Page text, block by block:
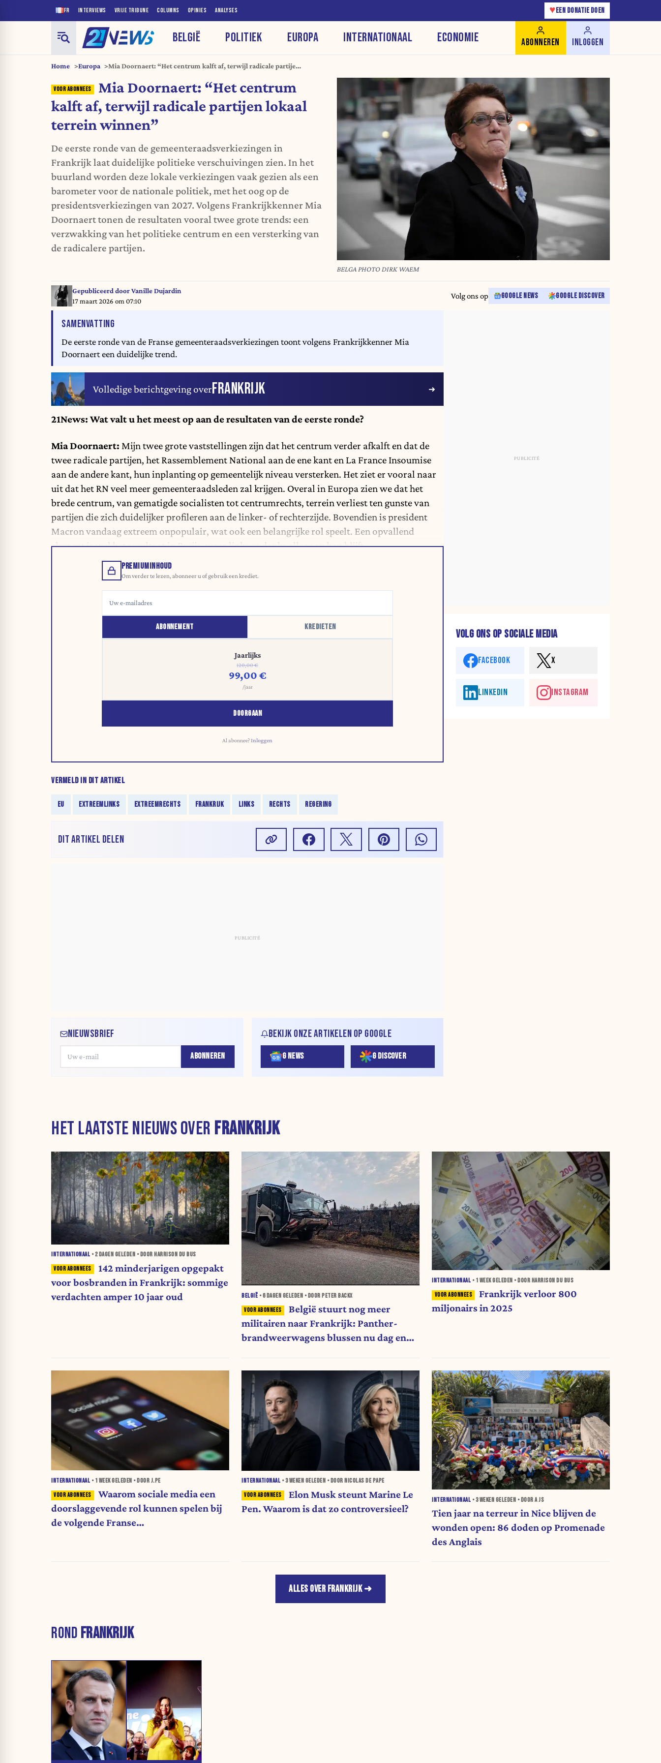
FR INTERVIEWS VRIJE TRIBUNE COLUMNS OPINIES ANALYSES ♥ EEN DONATIE DOEN
BELGIË POLITIEK EUROPA INTERNATIONAAL ECONOMIE ABONNEREN INLOGGEN
Home Europa
Mia Doornaert: “Het centrum kalft af, terwijl radicale partijen
Mia Doornaert: “Het centrum
kalft af, terwijl radicale partijen lokaal
terrein winnen”
De eerste ronde van de gemeenteraadsverkiezingen in
Frankrijk laat duidelijke politieke verschuivingen zien. In het
buurland worden deze lokale verkiezingen vaak gezien als een
barometer voor de nationale politiek, met het oog op de
presidentsverkiezingen van 2027. Volgens Frankrijkkenner Mia
Doornaert tonen de resultaten vooral twee grote trends: een
verzwakking van het politieke centrum en een versterking van
de radicalere partijen.
BELGA PHOTO DIRK WAEM
Gepubliceerd doorVanille Dujardin
17 maart 2026 om 07:10
Volg ons op GOOGLE NEWS GOOGLE DISCOVER
SAMENVATTING
De eerste ronde van de Franse gemeenteraadsverkiezingen toont volgens Frankrijkkenner Mia
Doornaert een duidelijke trend.
Volledige berichtgeving overFRANKRIJK
21News: Wat valt u het meest op aan de resultaten van de eerste ronde?
Mia Doornaert: Mijn twee grote vaststellingen zijn dat het centrum verder afkalft en dat de
twee radicale partijen, het Rassemblement National aan de ene kant en La France Insoumise
aan de andere kant, hun inplanting op gemeentelijk niveau versterken. Het ziet er vooral naar
uit dat het RN veel meer gemeenteraadsleden zal krijgen. Overal in Europa zien we dat het
brede centrum, van gematigde socialisten tot centrumrechts, terrein verliest ten gunste van
partijen die zich duidelijker profileren aan de linker- of rechterzijde. Bovendien is president
Macron vandaag extreem onpopulair, wat ook een belangrijke rol speelt. Een opvallend
element is wel het resultaat in Parijs, waar links ondanks alles aan kop blijft.
PREMIUMINHOUD
Om verder te lezen, abonneer u of gebruik een krediet.
ABONNEMENT KREDIETEN
Jaarlijks
120,00 €
99,00 €
/jaar
DOORGAAN
Al abonnee?Inloggen
VERMELD IN DIT ARTIKEL
EU EXTREEMLINKS EXTREEMRECHTS FRANKRIJK LINKS RECHTS REGERING
DIT ARTIKEL DELEN
NIEUWSBRIEF
ABONNEREN
BEKIJK ONZE ARTIKELEN OP GOOGLE
G NEWS G DISCOVER
VOLG ONS OP SOCIALE MEDIA
FACEBOOK X
LINKEDIN INSTAGRAM
HET LAATSTE NIEUWS OVER FRANKRIJK
INTERNATIONAAL •2 DAGEN GELEDEN • DOOR HARRISON DU BUS
142 minderjarigen opgepakt
voor bosbranden in Frankrijk: sommige
verdachten amper 10 jaar oud
BELGIË •6 DAGEN GELEDEN • DOOR PETER BACKX
België stuurt nog meer
militairen naar Frankrijk: Panther-
brandweerwagens blussen nu dag en
INTERNATIONAAL • 1 WEEKGELEDEN • DOOR HARRISON DU BUS
Frankrijk verloor 800
miljonairs in 2025
INTERNATIONAAL • 1 WEEKGELEDEN • DOOR J.PE
Waarom sociale media een
doorslaggevende rol kunnen spelen bij
de volgende Franse
INTERNATIONAAL •3 WEKEN GELEDEN • DOOR NICOLAS DE PAPE
Elon Musk steunt Marine Le
Pen. Waarom is dat zo controversieel?
INTERNATIONAAL •3 WEKEN GELEDEN • DOOR A JS
Tien jaar na terreur in Nice blijven de
wonden open: 86 doden op Promenade
des Anglais
ALLES OVER FRANKRIJK
ROND FRANKRIJK